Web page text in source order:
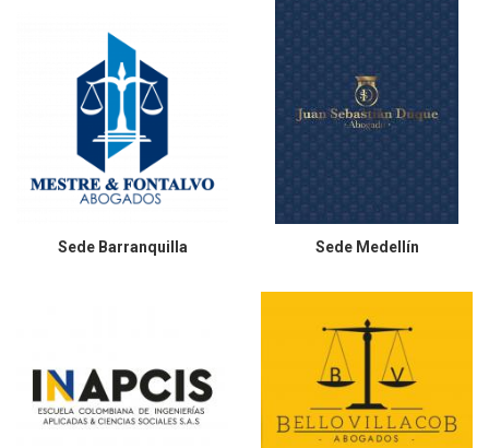
Sede Barranquilla Sede Medellín